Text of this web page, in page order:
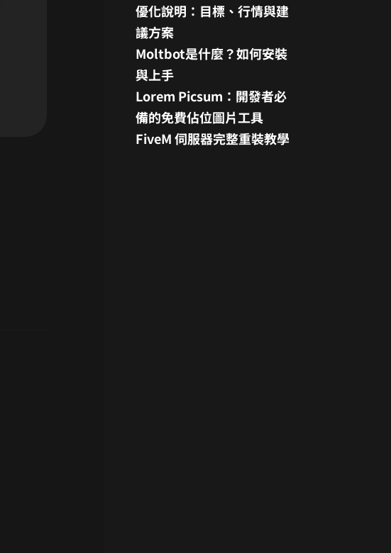
優化說明：目標、行情與建
議方案
Moltbot是什麼？如何安裝
與上手
Lorem Picsum：開發者必
備的免費佔位圖片工具
FiveM 伺服器完整重裝教學